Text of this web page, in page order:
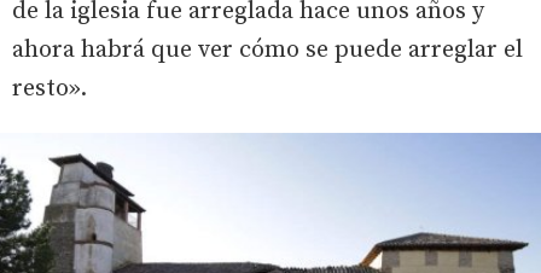
de la iglesia fue arreglada hace unos años y
ahora habrá que ver cómo se puede arreglar el
resto».